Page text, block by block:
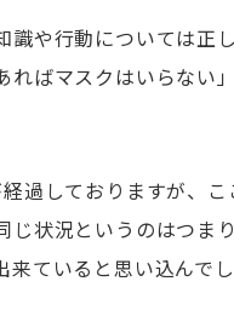
や行動については正
ばマスクはいらない
過しておりますが、
状況というのはつま
ていると思い込んで